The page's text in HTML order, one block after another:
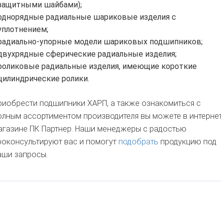
шайбами);
радиальные шариковые изделия с
упорные модели шариковых подшипников;
сферические радиальные изделия;
радиальные изделия, имеющие короткие
ролики.
подшипники ХАРП, а также ознакомиться с
ассортиментом производителя вы можете в
ПК Партнер. Наши менеджеры с радостью
вас и помогут подобрать продукцию под
запросы.